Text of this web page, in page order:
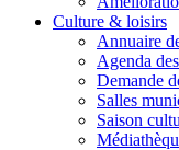
Culture & loisirs
Annuaire
Agenda
Demande
Salles
Saison